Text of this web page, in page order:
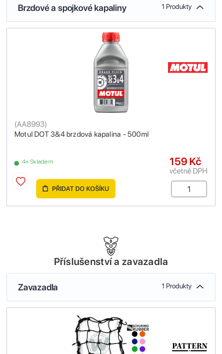
Brzdové a spojkové kapaliny 1 Produkty
Motul DOT 3&4 brzdová kapalina - 500ml
(AA8993)
4+ Skladem 159 Kč
včetně DPH
PŘIDAT DO KOŠÍKU
Příslušenství a zavazadla
Zavazadla 1 Produkty